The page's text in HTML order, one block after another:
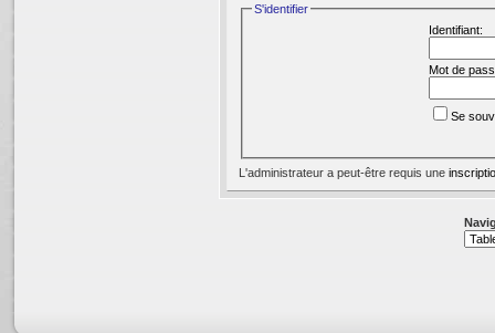
S'identifier
Identifiant:
Mot de
Se
L'administrateur a peut-être requis une